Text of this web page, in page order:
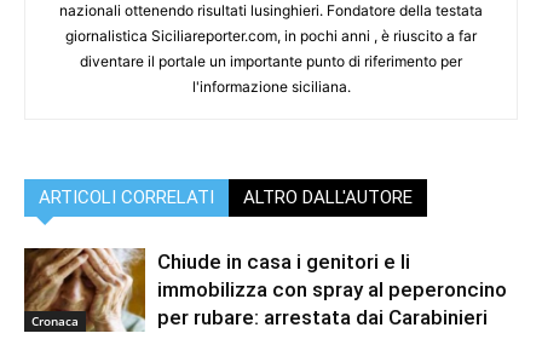
nazionali ottenendo risultati lusinghieri. Fondatore della testata
giornalistica Siciliareporter.com, in pochi anni , è riuscito a far
diventare il portale un importante punto di riferimento per
l'informazione siciliana.
ARTICOLI CORRELATI ALTRO DALL'AUTORE
Cronaca
Chiude in casa i genitori e li
immobilizza con spray al peperoncino
per rubare: arrestata dai Carabinieri